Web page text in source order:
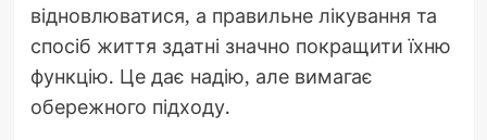
відновлюватися, а правильне лікування та
спосіб життя здатні значно покращити їхню
функцію. Це дає надію, але вимагає
обережного підходу.